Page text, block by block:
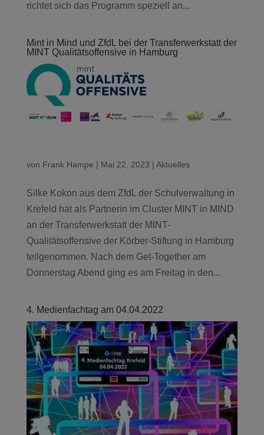
richtet sich das Programm speziell an...
Mint in Mind und ZfdL bei der Transferwerkstatt der
MINT Qualitätsoffensive in Hamburg
von Frank Hampe | Mai 22, 2023 | Aktuelles
Silke Kokon aus dem ZfdL der Schulverwaltung in
Krefeld hat als Partnerin im Cluster MINT in MIND
an der Transferwerkstatt der MINT-
Qualitätsoffensive der Körber-Stiftung in Hamburg
teilgenommen. Nach dem Get-Together am
Donnerstag Abend ging es am Freitag in den...
4. Medienfachtag am 04.04.2022